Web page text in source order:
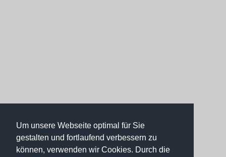
Um unsere Webseite optimal für Sie
gestalten und fortlaufend verbessern zu
können, verwenden wir Cookies. Durch die